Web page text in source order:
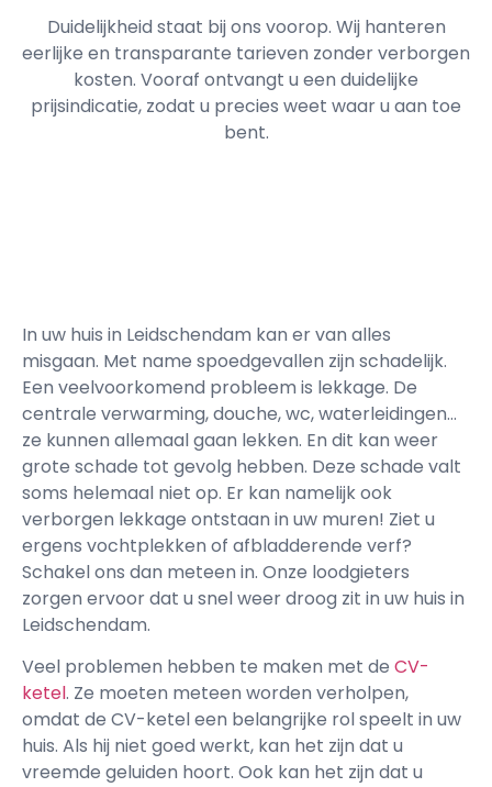
Duidelijkheid staat bij ons voorop. Wij hanteren
eerlijke en transparante tarieven zonder verborgen
kosten. Vooraf ontvangt u een duidelijke
prijsindicatie, zodat u precies weet waar u aan toe
bent.
In uw huis in Leidschendam kan er van alles
misgaan. Met name spoedgevallen zijn schadelijk.
Een veelvoorkomend probleem is lekkage. De
centrale verwarming, douche, wc, waterleidingen…
ze kunnen allemaal gaan lekken. En dit kan weer
grote schade tot gevolg hebben. Deze schade valt
soms helemaal niet op. Er kan namelijk ook
verborgen lekkage ontstaan in uw muren! Ziet u
ergens vochtplekken of afbladderende verf?
Schakel ons dan meteen in. Onze loodgieters
zorgen ervoor dat u snel weer droog zit in uw huis in
Leidschendam.
Veel problemen hebben te maken met de CV-
ketel. Ze moeten meteen worden verholpen,
omdat de CV-ketel een belangrijke rol speelt in uw
huis. Als hij niet goed werkt, kan het zijn dat u
vreemde geluiden hoort. Ook kan het zijn dat u